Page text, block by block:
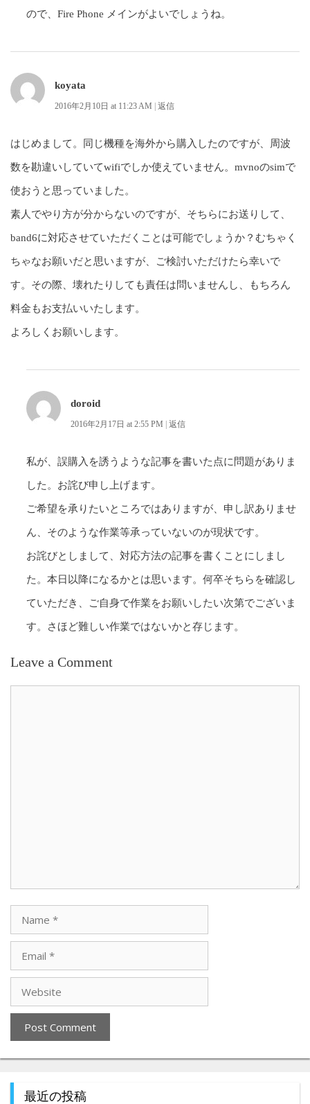
ので、Fire Phone メインがよいでしょうね。
koyata
2016年2月10日 at 11:23 AM | 返信
はじめまして。同じ機種を海外から購入したのですが、周波
数を勘違いしていてwifiでしか使えていません。mvnoのsimで
使おうと思っていました。
素人でやり方が分からないのですが、そちらにお送りして、
band6に対応させていただくことは可能でしょうか？むちゃく
ちゃなお願いだと思いますが、ご検討いただけたら幸いで
す。その際、壊れたりしても責任は問いませんし、もちろん
料金もお支払いいたします。
よろしくお願いします。
doroid
2016年2月17日 at 2:55 PM | 返信
私が、誤購入を誘うような記事を書いた点に問題がありま
した。お詫び申し上げます。
ご希望を承りたいところではありますが、申し訳ありませ
ん、そのような作業等承っていないのが現状です。
お詫びとしまして、対応方法の記事を書くことにしまし
た。本日以降になるかとは思います。何卒そちらを確認し
ていただき、ご自身で作業をお願いしたい次第でございま
す。さほど難しい作業ではないかと存じます。
Leave a Comment
最近の投稿